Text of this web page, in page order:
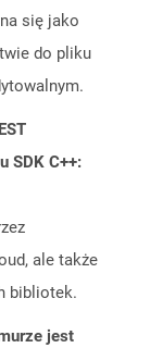
się jako
do pliku
SDK C++:
ale także
bibliotek.
jest